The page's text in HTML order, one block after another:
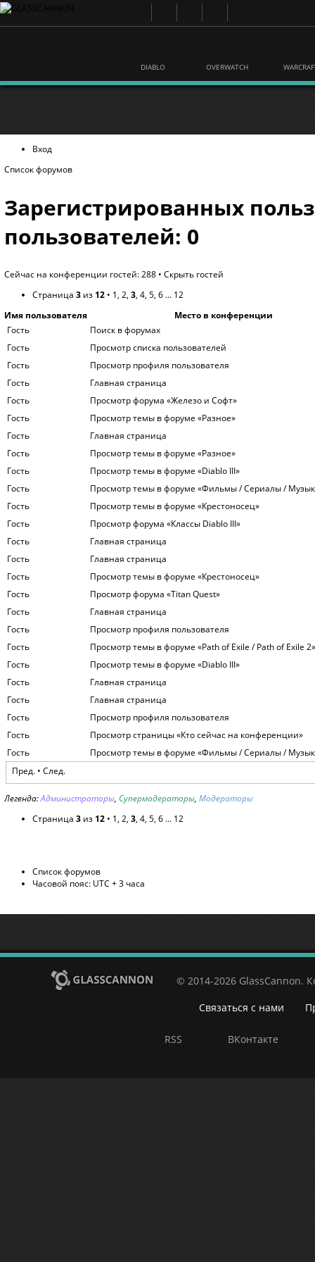
DIABLO OVERWATCH
Вход
Список форумов
Зарегистрированных
пользователей: 0
Сейчас на конференции гостей: 288 • Скрыть гостей
Страница 3 из 12 • 1, 2, 3, 4, 5, 6 ... 12
Имя пользователя
Место в конференции
Гость
Поиск в форумах
Гость
Просмотр списка пользователей
Гость
Просмотр профиля пользователя
Гость
Главная страница
Гость
Просмотр форума «Железо и Софт»
Гость
Просмотр темы в форуме «Разное»
Гость
Главная страница
Гость
Просмотр темы в форуме «Разное»
Гость
Просмотр темы в форуме «Diablo III»
Гость
Просмотр темы в форуме «Фильмы / Сериалы /
Гость
Просмотр темы в форуме «Крестоносец»
Гость
Просмотр форума «Классы Diablo III»
Гость
Главная страница
Гость
Главная страница
Гость
Просмотр темы в форуме «Крестоносец»
Гость
Просмотр форума «Titan Quest»
Гость
Главная страница
Гость
Просмотр профиля пользователя
Гость
Просмотр темы в форуме «Path of Exile / Path of Exile 2»
Гость
Просмотр темы в форуме «Diablo III»
Гость
Главная страница
Гость
Главная страница
Гость
Просмотр профиля пользователя
Гость
Просмотр страницы «Кто сейчас на конференции»
Гость
Просмотр темы в форуме «Фильмы / Сериалы /
Пред.• След.
Легенда:Администраторы, Супермодераторы, Модераторы
Страница 3 из 12 • 1, 2, 3, 4, 5, 6 ... 12
Список форумов
Часовой пояс: UTC + 3 часа
© 2014-2026 GlassCannon.
Связаться с нами
RSS ВКонтакте